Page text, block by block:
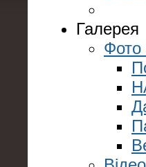
Галерея
Фото